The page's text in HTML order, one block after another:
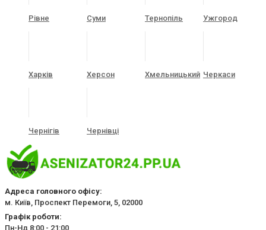
Рівне Суми Тернопіль Ужгород
Харків Херсон Хмельницький Черкаси
Чернігів Чернівці
Адреса головного офісу:
м. Київ, Проспект Перемоги, 5, 02000
Графік роботи:
Пн-Нд 8:00 - 21:00